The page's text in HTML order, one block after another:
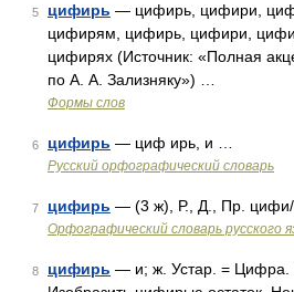
5 цифирь — цифирь, цифири,
цифирям, цифирь, цифири,
цифирях (Источник: «Полная
по А. А. Зализняку») …
Формы слов
6 цифирь — циф ирь, и …
Русский орфографический словарь
7 цифирь — (3 ж), Р., Д., Пр. цифи/
Орфографический словарь русского
8 цифирь — и; ж. Устар. = Цифра.